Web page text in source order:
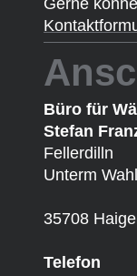
Büro für
Stefan
Fellerdilln
Unterm
35708
Telefon